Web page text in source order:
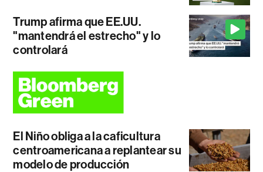
Trump afirma que EE.UU.
"mantendrá el estrecho" y lo
controlará
El Niño obliga a la caficultura
centroamericana a replantear su
modelo de producción